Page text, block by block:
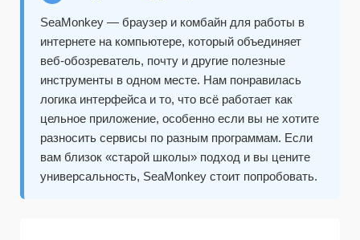
SeaMonkey — браузер и комбайн для работы в
интернете на компьютере, который объединяет
веб‑обозреватель, почту и другие полезные
инструменты в одном месте. Нам понравилась
логика интерфейса и то, что всё работает как
цельное приложение, особенно если вы не хотите
разносить сервисы по разным программам. Если
вам близок «старой школы» подход и вы цените
универсальность, SeaMonkey стоит попробовать.